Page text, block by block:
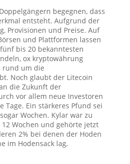
begegnen, dass
entsteht. Aufgrund der
Provisionen und Preise. Auf
und Plattformen lassen
bis 20 bekanntesten
ox kryptowährung
rund um die
Noch glaubt der Litecoin
die Zukunft der
vor allem neue Investoren
Tage. Ein stärkeres Pfund sei
Wochen. Kylar war zu
Wochen und gehörte jetzt
2% bei denen der Hoden
im Hodensack lag,